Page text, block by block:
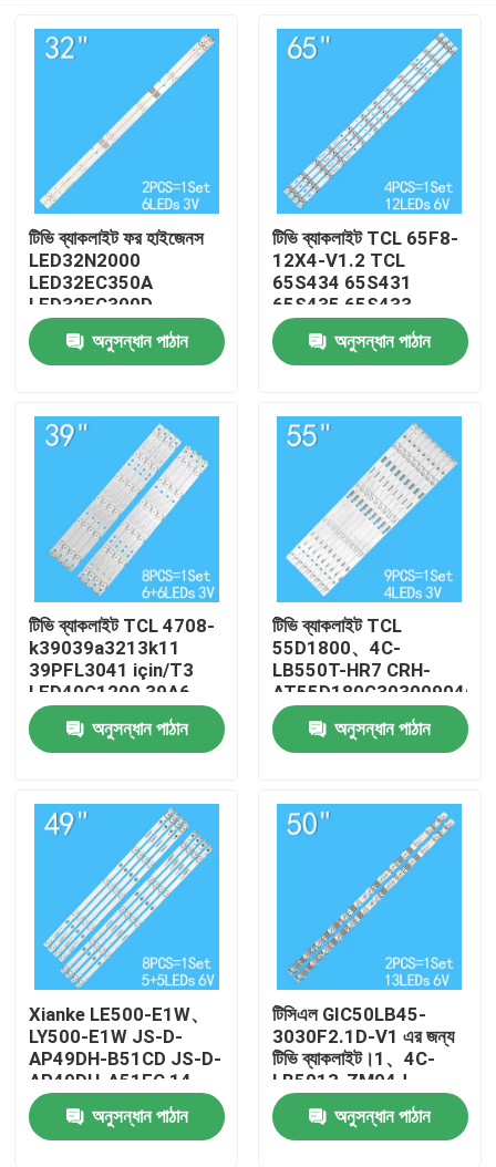
ভিডিও
আমাদের সম্পর্কে
কারখানা ভ্রমণ
মান নিয়ন্ত্রণ
যোগাযোগ করুন
খবর
উদ্ধৃতির জন্য আবেদন
টিভি ব্যাকলাইট ফর হাইজেনস
LED32N2000
LED32EC350A
LED32EC300D
32D3700I CRH-
BK32H823030T02067B2-
REV11
অনুসন্ধান পাঠান
টিভি ব্যাকলাইট TCL 65F8-
12X4-V1.2 TCL
65S434 65S431
65S435 65S433
65P618
65HR330M12A1
GIC65LB105 4C-
অনুসন্ধান পাঠান
টিভি ব্যাকলাইট TCL 4708-
k39039a3213k11
39PFL3041 için/T3
LED40G1200 39A6
39C2 K390WD TCL
LE39D31 39A11Y
অনুসন্ধান পাঠান
টিভি ব্যাকলাইট TCL
55D1800、4C-
LB550T-HR7 CRH-
55HR332M04A1 V8
অনুসন্ধান পাঠান
Xianke LE500-E1W、
LY500-E1W JS-D-
AP49DH-B51CD JS-D-
AP49DH-A51EC 14-
01490D1603B এর জন্য
টিভি ব্যাকলাইটঅনুসন্ধান পাঠান
টিসিএল GIC50LB45-
3030F2.1D-V1 এর জন্য
টিভি ব্যাকলাইট।1、4C-
LB5013-ZM04J、
50A464 50G61 TCL
50L8 50F8অনুসন্ধান পাঠান